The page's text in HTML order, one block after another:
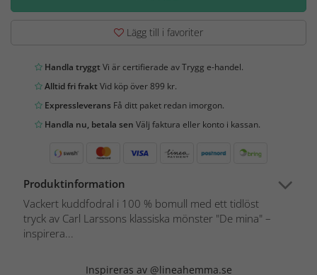
Lägg till i favoriter
Handla tryggtVi är certifierade av Trygg e-handel.
Alltid fri fraktVid köp över 899 kr.
Expressleverans Få ditt paket redan imorgon.
Handla nu, betala sen Välj faktura eller konto i kassan.
Produktinformation
Vackert kuddfodral i 100 % bomull med ett tidlöst
tryck av Carl Larssons klassiska mönster "De mina" –
inspirera...
Inspireras av @lineahemma.se